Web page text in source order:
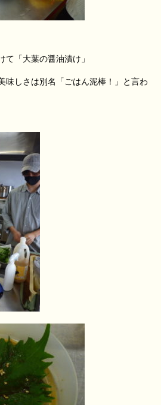
て「大葉の醤油漬け」
味しさは別名「ごはん泥棒！」と言わ